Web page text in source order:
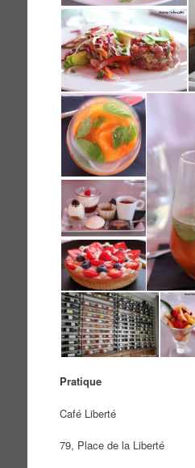
Pratique
Café Liberté
79, Place de la Liberté